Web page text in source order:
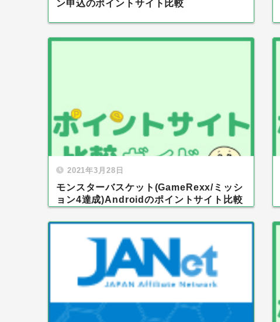
ン申込のポイントサイト比較
2021年3月28日
モンスターバスケット(GameRexx/ミッシ
ョン4達成)Androidのポイントサイト比較